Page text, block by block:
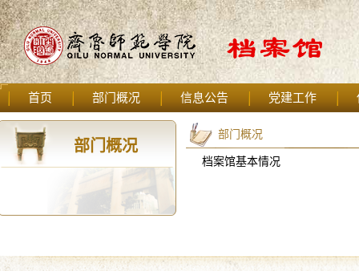
首页 部门概况 信息公告 党建工作
部门概况
部门概况
档案馆基本情况